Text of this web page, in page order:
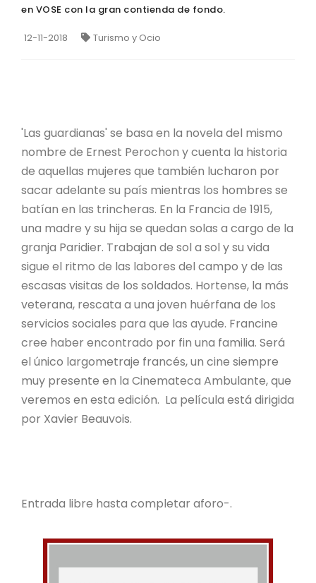
en VOSE con la gran contienda de fondo.
12-11-2018 Turismo y Ocio
'Las guardianas' se basa en la novela del mismo
nombre de Ernest Perochon y cuenta la historia
de aquellas mujeres que también lucharon por
sacar adelante su país mientras los hombres se
batían en las trincheras. En la Francia de 1915,
una madre y su hija se quedan solas a cargo de la
granja Paridier. Trabajan de sol a sol y su vida
sigue el ritmo de las labores del campo y de las
escasas visitas de los soldados. Hortense, la más
veterana, rescata a una joven huérfana de los
servicios sociales para que las ayude. Francine
cree haber encontrado por fin una familia. Será
el único largometraje francés, un cine siempre
muy presente en la Cinemateca Ambulante, que
veremos en esta edición. La película está dirigida
por Xavier Beauvois.
Entrada libre hasta completar aforo-.